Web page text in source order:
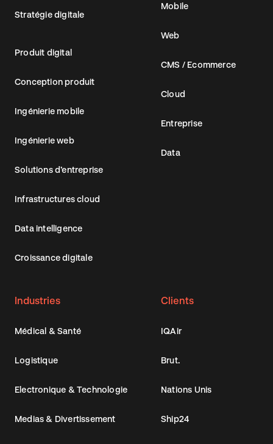
Stratégie digitale
Produit digital
Conception produit
Ingénierie mobile
Ingénierie web
Solutions d’entreprise
Infrastructures cloud
Data intelligence
Croissance digitale
Mobile
Web
CMS / Ecommerce
Cloud
Entreprise
Data
Industries
Médical & Santé
Logistique
Electronique & Technologie
Medias & Divertissement
Clients
IQAir
Brut.
Nations Unis
Ship24